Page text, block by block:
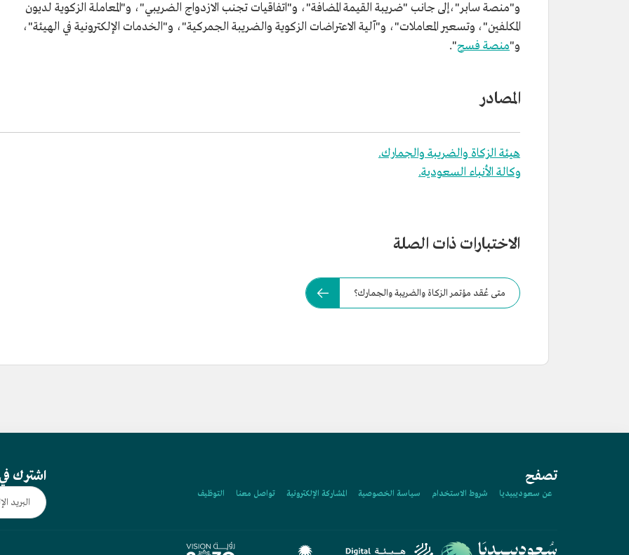
و"منصة سابر"،إلى جانب "ضريبة القيمة المضافة"، و"اتفاقيات تجنب الازدواج الضريبي"، و"المعاملة الزكوية لديون
المكلفين"، وتسعير المعاملات"، و"آلية الاعتراضات الزكوية والضريبة الجمركية"، و"الخدمات الإلكترونية في الهيئة"،
و"منصة فسح".
المصادر
هيئة الزكاة والضريبة والجمارك.
وكالة الأنباء السعودية.
الاختبارات ذات الصلة
متى عُقد مؤتمر الزكاة والضريبة والجمارك؟
تصفح
عن سعوديبيديا شروط الاستخدام سياسة الخصوصية المشاركة الإلكترونية تواصل معنا التوظيف
اشترك